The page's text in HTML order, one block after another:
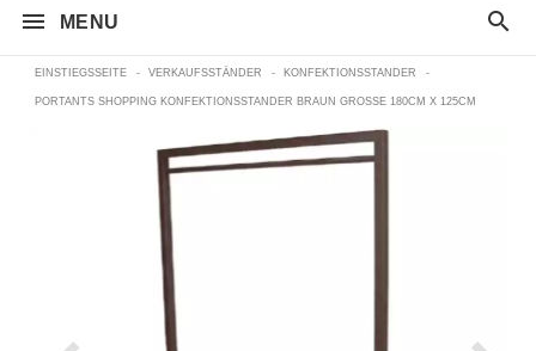
MENU
EINSTIEGSSEITE - VERKAUFSSTÄNDER - KONFEKTIONSSTANDER -
PORTANTS SHOPPING KONFEKTIONSSTANDER BRAUN GROSSE 180CM X 125CM